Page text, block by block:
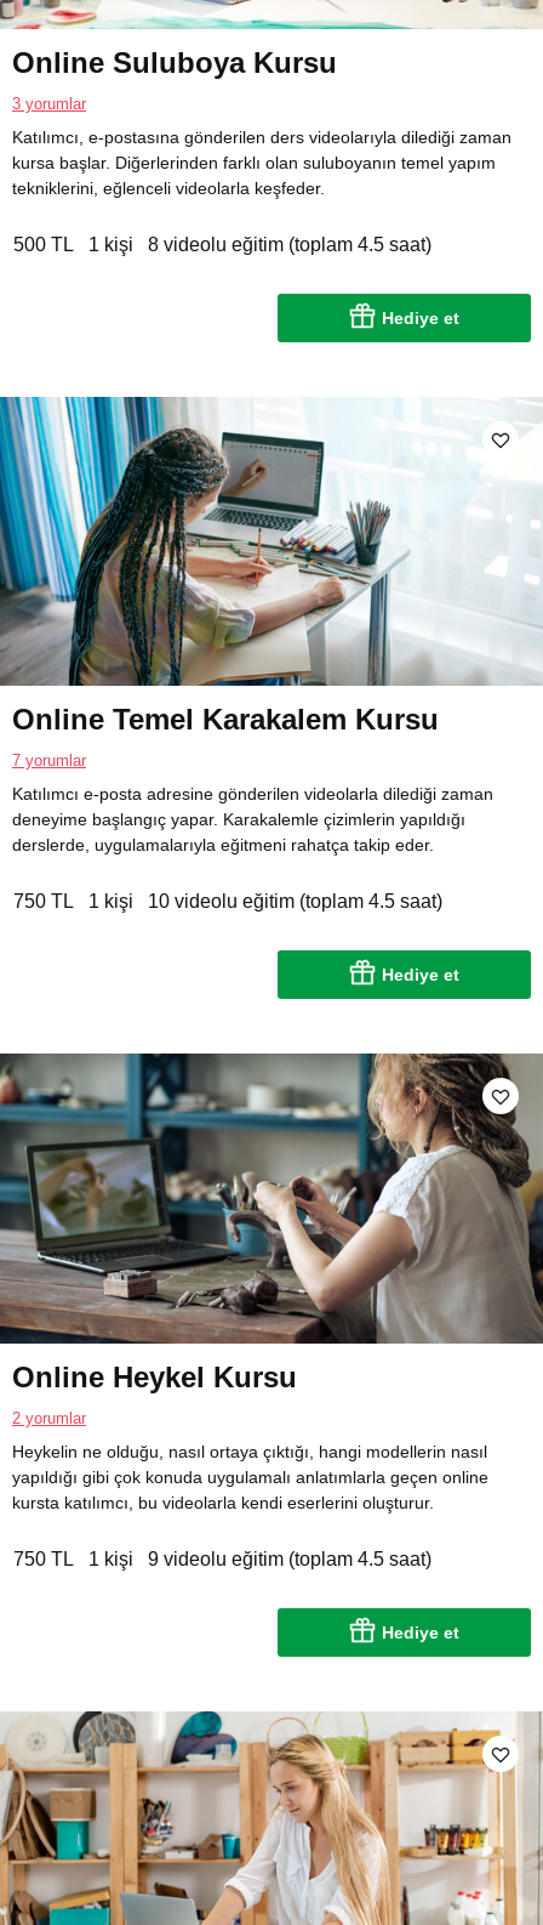
Online Suluboya Kursu
3 yorumlar
Katılımcı, e-postasına gönderilen ders videolarıyla dilediği zaman
kursa başlar. Diğerlerinden farklı olan suluboyanın temel yapım
tekniklerini, eğlenceli videolarla keşfeder.
500 TL 1 kişi 8 videolu eğitim (toplam 4.5 saat)
Hediye et
Online Temel Karakalem Kursu
7 yorumlar
Katılımcı e-posta adresine gönderilen videolarla dilediği zaman
deneyime başlangıç yapar. Karakalemle çizimlerin yapıldığı
derslerde, uygulamalarıyla eğitmeni rahatça takip eder.
750 TL 1 kişi 10 videolu eğitim (toplam 4.5 saat)
Hediye et
Online Heykel Kursu
2 yorumlar
Heykelin ne olduğu, nasıl ortaya çıktığı, hangi modellerin nasıl
yapıldığı gibi çok konuda uygulamalı anlatımlarla geçen online
kursta katılımcı, bu videolarla kendi eserlerini oluşturur.
750 TL 1 kişi 9 videolu eğitim (toplam 4.5 saat)
Hediye et